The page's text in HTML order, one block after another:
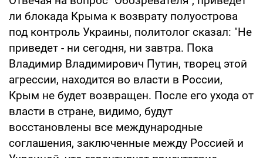
ли блокада Крыма к возврату полуострова
под контроль Украины, политолог сказал: "Не
приведет - ни сегодня, ни завтра. Пока
Владимир Владимирович Путин, творец этой
агрессии, находится во власти в России,
Крым не будет возвращен. После его ухода от
власти в стране, видимо, будут
восстановлены все международные
соглашения, заключенные между Россией и